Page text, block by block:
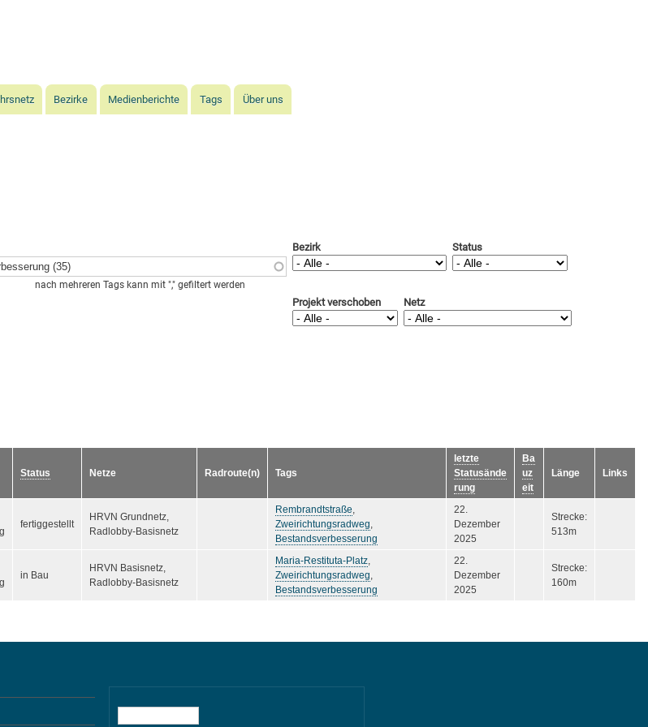
Bezirke Medienberichte Tags Über uns
nach mehreren Tags kann mit "," gefiltert werden
Bezirk Status
Projekt verschoben Netz
Status Netze Radroute(n) Tags
letzte
Statusände
rung
Ba
uz
eit
Länge Links
fertiggestellt
HRVN Grundnetz,
Radlobby-Basisnetz
Rembrandtstraße
Zweirichtungsradweg
Bestandsverbesserung
22.
Dezember
2025
Strecke:
513m
in Bau
HRVN Basisnetz,
Radlobby-Basisnetz
Maria-Restituta-Platz
Zweirichtungsradweg
Bestandsverbesserung
22.
Dezember
2025
Strecke:
160m
Suche